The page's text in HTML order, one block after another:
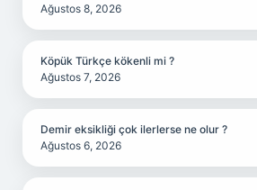
Ağustos 8, 2026
Köpük Türkçe kökenli mi ?
Ağustos 7, 2026
Demir eksikliği çok ilerlerse ne olur ?
Ağustos 6, 2026